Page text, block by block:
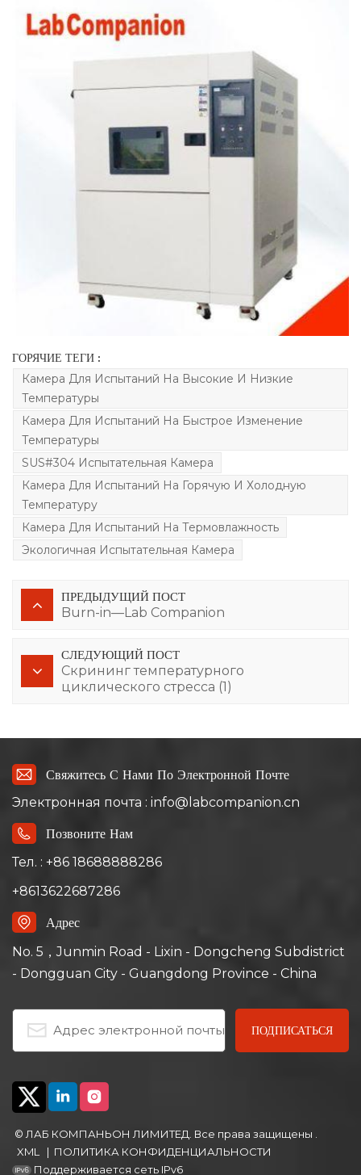
ГОРЯЧИЕ ТЕГИ :
Камера Для Испытаний На Высокие И Низкие
Температуры
Камера Для Испытаний На Быстрое Изменение
Температуры
SUS#304 Испытательная Камера
Камера Для Испытаний На Горячую И Холодную
Температуру
Камера Для Испытаний На Термовлажность
Экологичная Испытательная Камера
ПРЕДЫДУЩИЙ ПОСТ
Burn-in—Lab Companion
СЛЕДУЮЩИЙ ПОСТ
Скрининг температурного
циклического стресса (1)
Свяжитесь С Нами По Электронной Почте
Электронная почта : info@labcompanion.cn
Позвоните Нам
Тел. : +86 18688888286
+8613622687286
Адрес
No. 5，Junmin Road - Lixin - Dongcheng Subdistrict
- Dongguan City - Guangdong Province - China
© ЛАБ КОМПАНЬОН ЛИМИТЕД. Все права защищены .
XML
| ПОЛИТИКА КОНФИДЕНЦИАЛЬНОСТИ
Поддерживается сеть IPv6